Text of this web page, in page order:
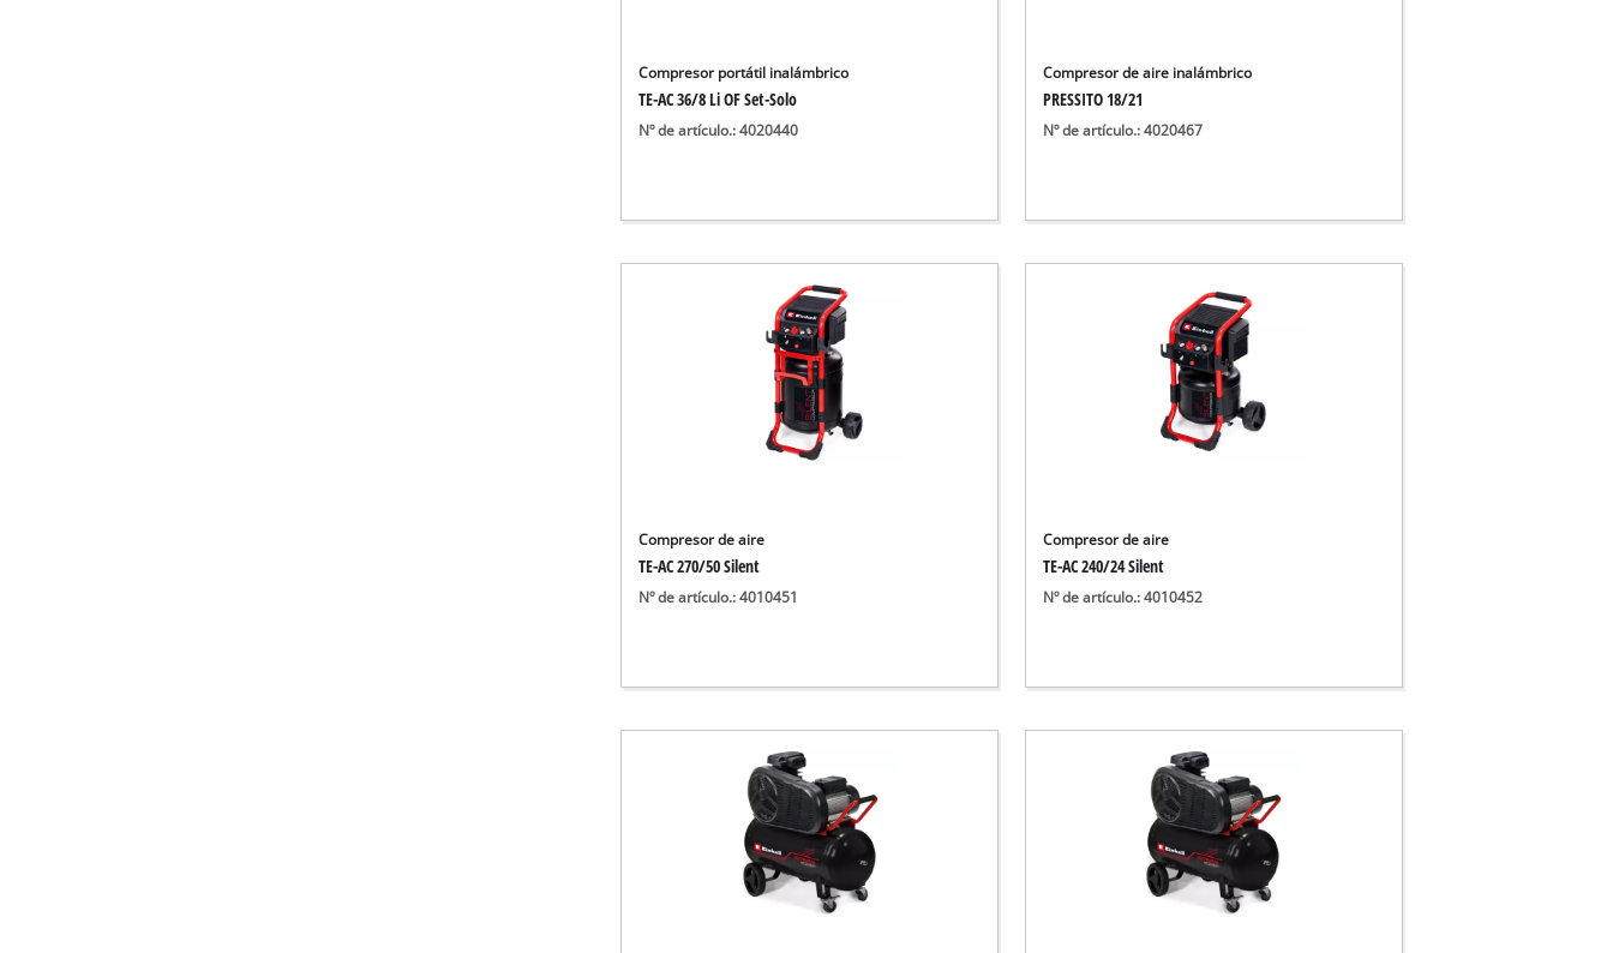
Aspiradoras para cenizas
Más herramientas de limpieza
Compresores para automóvil
Máquinas pulidoras
Arrancadores
Compresor portátil inalámbrico
TE-AC 36/8 Li OF Set-Solo
Nº de artículo.: 4020440
Compresor de aire inalámbrico
PRESSITO 18/21
Nº de artículo.: 4020467
Compresor de aire
TE-AC 270/50 Silent
Nº de artículo.: 4010451
Compresor de aire
TE-AC 240/24 Silent
Nº de artículo.: 4010452